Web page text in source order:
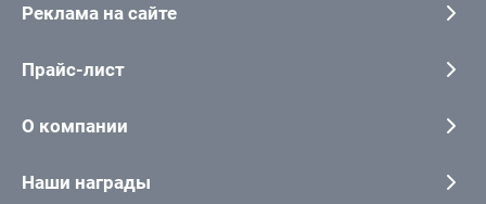
Реклама на сайте
Прайс-лист
О компании
Наши награды